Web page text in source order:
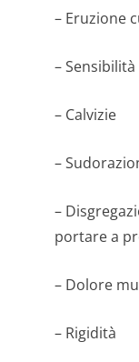
– Eruzione
–
– Calvizie
–
–
portare a
– Dolore
– Rigidità